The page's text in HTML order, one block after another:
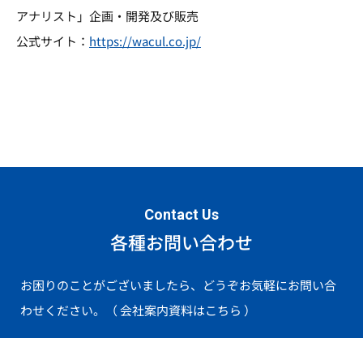
アナリスト」企画・開発及び販売
公式サイト： https://wacul.co.jp/
Contact Us
各種お問い合わせ
お困りのことがございましたら、どうぞお気軽にお問い合
わせください。
（ 会社案内資料はこちら ）